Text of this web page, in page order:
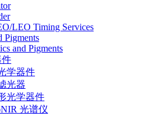
LEO Timing Services
Pigments
and Pigments
件
学器件
光器
光学器件
光谱仪